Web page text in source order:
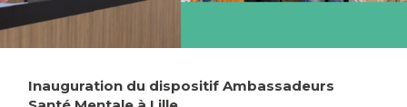
Inauguration du dispositif Ambassadeurs